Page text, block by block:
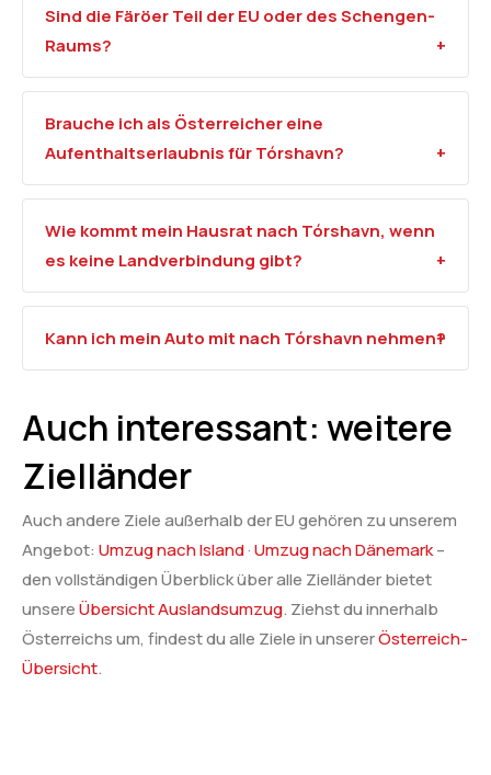
Sind die Färöer Teil der EU oder des Schengen-
Raums?
Brauche ich als Österreicher eine
Aufenthaltserlaubnis für Tórshavn?
Wie kommt mein Hausrat nach Tórshavn, wenn
es keine Landverbindung gibt?
Kann ich mein Auto mit nach Tórshavn nehmen?
Auch interessant: weitere
Zielländer
Auch andere Ziele außerhalb der EU gehören zu unserem
Angebot: Umzug nach Island·Umzug nach Dänemark–
den vollständigen Überblick über alle Zielländer bietet
unsereÜbersicht Auslandsumzug. Ziehst du innerhalb
Österreichs um, findest du alle Ziele in unsererÖsterreich-
Übersicht.